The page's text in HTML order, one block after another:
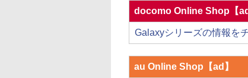
docomo Online Shop【ad
Galaxyシリーズの情報を
au Online Shop【ad】